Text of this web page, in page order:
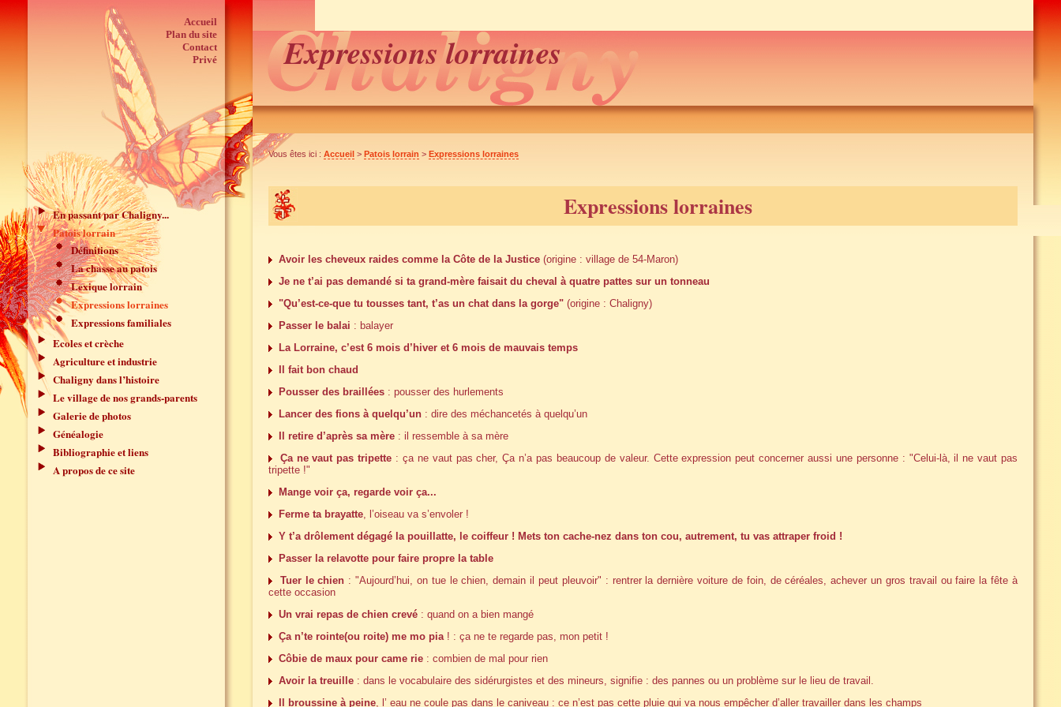
Expressions lorraines
Vous êtes ici : Accueil > Patois lorrain > Expressions lorraines
Expressions lorraines
Avoir les cheveux raides comme la Côte de la Justice (origine : village de 54-Maron)
Je ne t’ai pas demandé si ta grand-mère faisait du cheval à quatre pattes sur un tonneau
"Qu’est-ce-que tu tousses tant, t’as un chat dans la gorge" (origine : Chaligny)
Passer le balai : balayer
La Lorraine, c’est 6 mois d’hiver et 6 mois de mauvais temps
Il fait bon chaud
Pousser des braillées : pousser des hurlements
Lancer des fions à quelqu’un : dire des méchancetés à quelqu’un
Il retire d’après sa mère : il ressemble à sa mère
Ça ne vaut pas tripette : ça ne vaut pas cher, Ça n’a pas beaucoup de valeur. Cette expression peut concerner aussi une personne : "Celui-là, il ne vaut pas
tripette !"
Mange voir ça, regarde voir ça...
Ferme ta brayatte, l’oiseau va s’envoler !
Y t’a drôlement dégagé la pouillatte, le coiffeur ! Mets ton cache-nez dans ton cou, autrement, tu vas attraper froid !
Passer la relavotte pour faire propre la table
Tuer le chien : "Aujourd’hui, on tue le chien, demain il peut pleuvoir" : rentrer la dernière voiture de foin, de céréales, achever un gros travail ou faire la fête à
cette occasion
Un vrai repas de chien crevé : quand on a bien mangé
Ça n’te rointe(ou roite) me mo pia! : ça ne te regarde pas, mon petit !
Côbie de maux pour came rie : combien de mal pour rien
Avoir la treuille : dans le vocabulaire des sidérurgistes et des mineurs, signifie : des pannes ou un problème sur le lieu de travail.
Il broussine à peine, l’ eau ne coule pas dans le caniveau : ce n’est pas cette pluie qui va nous empêcher d’aller travailler dans les champs
Accueil
Plan du site
Contact
Privé
En passant par Chaligny...
Patois lorrain
Définitions
La chasse au patois
Lexique lorrain
Expressions lorraines
Expressions familiales
Ecoles et crèche
Agriculture et industrie
Chaligny dans l’histoire
Le village de nos grands-parents
Galerie de photos
Généalogie
Bibliographie et liens
A propos de ce site